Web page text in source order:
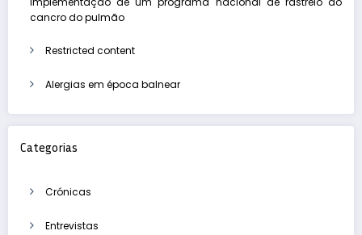
cancro do pulmão
Restricted content
Alergias em época balnear
Categorias
Crónicas
Entrevistas